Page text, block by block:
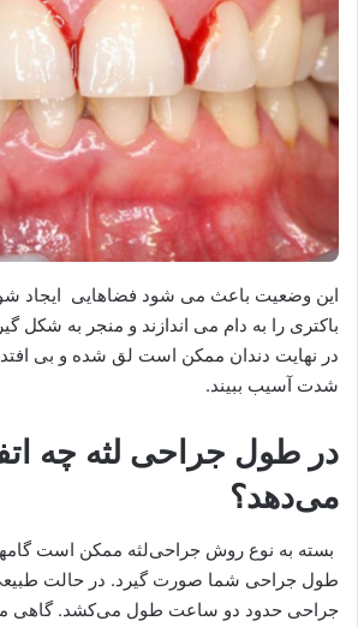
این وضعیت باعث می شود فضاهایی ایجاد
باکتری را به دام می اندازند و منجر به
در نهایت دندان ممکن است لق شده و بی
شدت آسیب ببیند.
در طول جراحی لثه چه
می‌دهد؟
بسته به نوع روش جراحی‌لثه ممکن است
طول جراحی شما صورت گیرد. در حالت
جراحی حدود دو ساعت طول می‌کشد. گاهی